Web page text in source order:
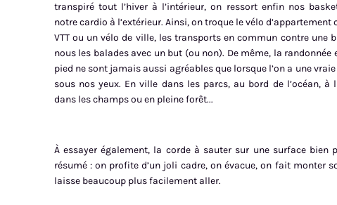
transpiré tout l’hiver à l’intérieur, on ressort enfin nos
notre cardio à l’extérieur. Ainsi, on troque le vélo d’appartement
VTT ou un vélo de ville, les transports en commun contre une
nous les balades avec un but (ou non). De même, la randonnée
pied ne sont jamais aussi agréables que lorsque l’on a une
sous nos yeux. En ville dans les parcs, au bord de l’océan, à
dans les champs ou en pleine forêt...
À essayer également, la corde à sauter sur une surface bien
résumé : on profite d’un joli cadre, on évacue, on fait monter
laisse beaucoup plus facilement aller.